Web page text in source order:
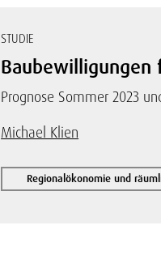
STUDIE
Baubewilligungen
Prognose Sommer 2023
Michael Klien
Regionalökonomie und